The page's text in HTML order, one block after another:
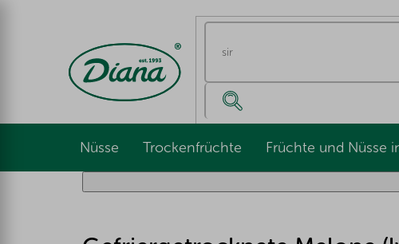
Nüsse Trockenfrüchte Früchte und Nüsse